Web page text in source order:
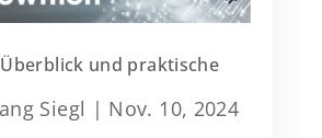
und praktische
Siegl | Nov. 10, 2024